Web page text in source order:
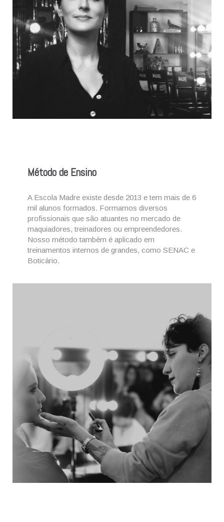
Método de Ensino
A Escola Madre existe desde 2013 e tem mais de 6
mil alunos formados. Formamos diversos
profissionais que são atuantes no mercado de
maquiadores, treinadores ou empreendedores.
Nosso método também é aplicado em
treinamentos internos de grandes, como SENAC e
Boticário.